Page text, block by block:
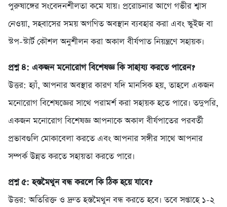
পুরুষাঙ্গের সংবেদনশীলতা কমে যায়। প্ররোচনার আগে গভীর শ্বাস
নেওয়া, সহবাসের সময় অগণিত অবস্থান ব্যবহার করা এবং স্কুইজ বা
স্টপ-স্টার্ট কৌশল অনুশীলন করা অকাল বীর্যপাত নিয়ন্ত্রণে সহায়ক।
প্রশ্ন ৪: একজন মনোরোগ বিশেষজ্ঞ কি সাহায্য করতে পারেন?
উত্তর: হ্যাঁ, আপনার অবস্থার কারণ যদি মানসিক হয়, তাহলে একজন
মনোরোগ বিশেষজ্ঞের সাথে পরামর্শ করা সহায়ক হতে পারে। তদুপরি,
একজন মনোরোগ বিশেষজ্ঞ আপনাকে অকাল বীর্যপাতের পরবর্তী
প্রভাবগুলি মোকাবেলা করতে এবং আপনার সঙ্গীর সাথে আপনার
সম্পর্ক উন্নত করতে সহায়তা করতে পারে।
প্রশ্ন ৫: হস্তমৈথুন বন্ধ করলে কি ঠিক হয়ে যাবে?
উত্তর: অতিরিক্ত ও দ্রুত হস্তমৈথুন বন্ধ করতে হবে। তবে সপ্তাহে ১-২